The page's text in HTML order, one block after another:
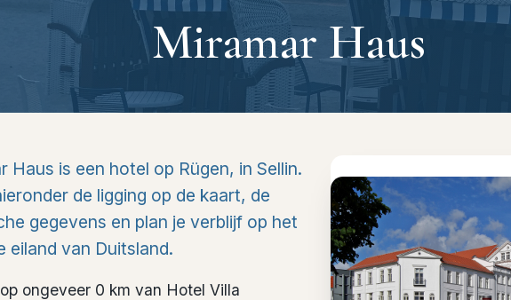
Miramar Haus
Haus is een hotel op Rügen, in Sellin.
de ligging op de kaart, de
gegevens en plan je verblijf op het
eiland van Duitsland.
ongeveer 0 km van Hotel Villa